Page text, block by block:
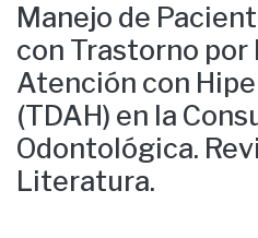
Statistics
Manejo de
con Trastorno por
Atención con
(TDAH) en la
Odontológica.
Literatura.